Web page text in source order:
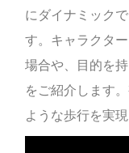
にダイナミック
す。キャラクタ
場合や、目的を
をご紹介します
ような歩行を実